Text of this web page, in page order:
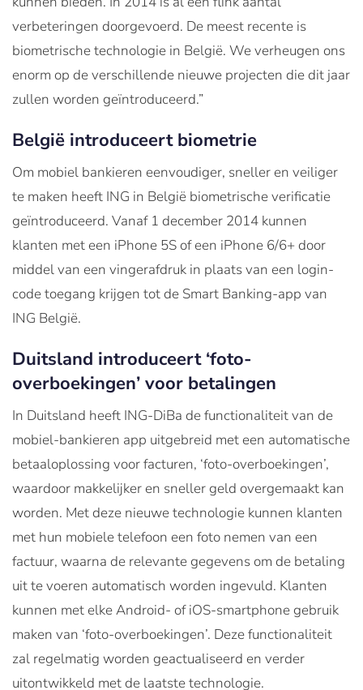
verbeteringen doorgevoerd. De meest recente is
biometrische technologie in België. We verheugen ons
enorm op de verschillende nieuwe projecten die dit jaar
zullen worden geïntroduceerd.”
België introduceert biometrie
Om mobiel bankieren eenvoudiger, sneller en veiliger
te maken heeft ING in België biometrische verificatie
geïntroduceerd. Vanaf 1 december 2014 kunnen
klanten met een iPhone 5S of een iPhone 6/6+ door
middel van een vingerafdruk in plaats van een login-
code toegang krijgen tot de Smart Banking-app van
ING België.
Duitsland introduceert ‘foto-
overboekingen’ voor betalingen
In Duitsland heeft ING-DiBa de functionaliteit van de
mobiel-bankieren app uitgebreid met een automatische
betaaloplossing voor facturen, ‘foto-overboekingen’,
waardoor makkelijker en sneller geld overgemaakt kan
worden. Met deze nieuwe technologie kunnen klanten
met hun mobiele telefoon een foto nemen van een
factuur, waarna de relevante gegevens om de betaling
uit te voeren automatisch worden ingevuld. Klanten
kunnen met elke Android- of iOS-smartphone gebruik
maken van ‘foto-overboekingen’. Deze functionaliteit
zal regelmatig worden geactualiseerd en verder
uitontwikkeld met de laatste technologie.